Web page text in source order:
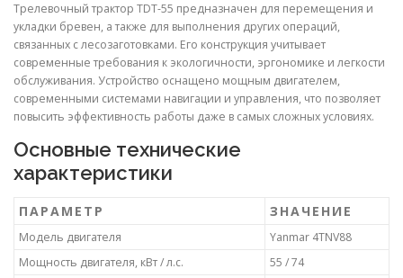
Трелевочный трактор TDT-55 предназначен для перемещения и
укладки бревен, а также для выполнения других операций,
связанных с лесозаготовками. Его конструкция учитывает
современные требования к экологичности, эргономике и легкости
обслуживания. Устройство оснащено мощным двигателем,
современными системами навигации и управления, что позволяет
повысить эффективность работы даже в самых сложных условиях.
Основные технические
характеристики
ПАРАМЕТР ЗНАЧЕНИЕ
Модель двигателя
Yanmar 4TNV88
Мощность двигателя, кВт / л.с.
55 / 74